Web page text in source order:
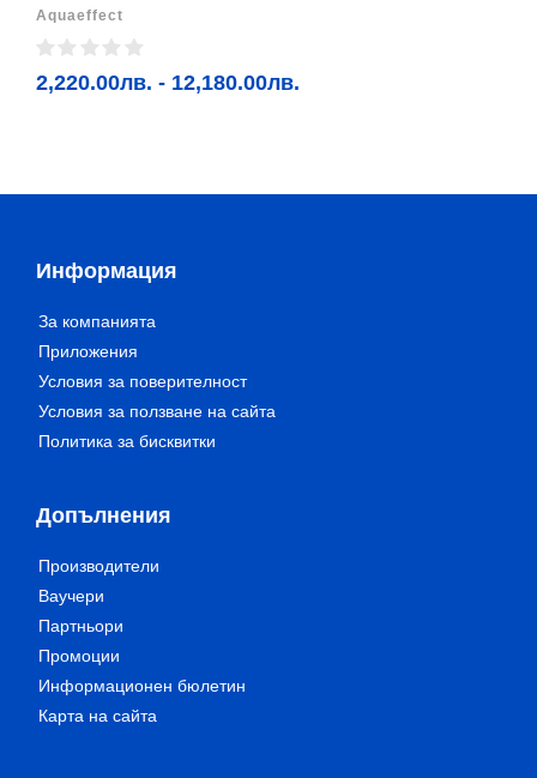
Aquaeffect
2,220.00лв. - 12,180.00лв.
Информация
За компанията
Приложения
Условия за поверителност
Условия за ползване на сайта
Политика за бисквитки
Допълнения
Производители
Ваучери
Партньори
Промоции
Информационен бюлетин
Карта на сайта